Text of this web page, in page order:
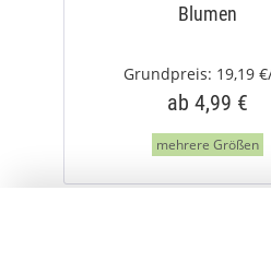
Blumen
Grundpreis: 19,19
ab 4,99 €
mehrere Größen